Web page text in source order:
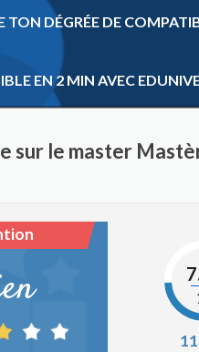
TON DÉGRÉE DE
EN 2 MIN AVEC
sur le master
11